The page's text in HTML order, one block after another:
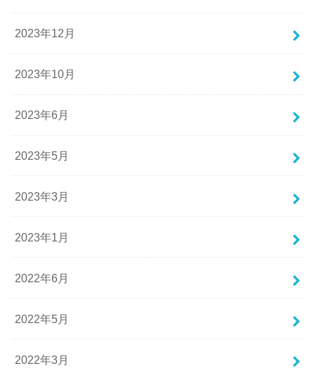
2023年12月
2023年10月
2023年6月
2023年5月
2023年3月
2023年1月
2022年6月
2022年5月
2022年3月